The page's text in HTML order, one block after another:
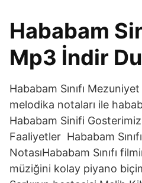
Hababam
Mp3 İndir
Hababam Sınıfı
melodika notaları ile
Hababam Sinifi
Faaliyetler Hababam
NotasıHababam Sınıfı
müziğini kolay piyano